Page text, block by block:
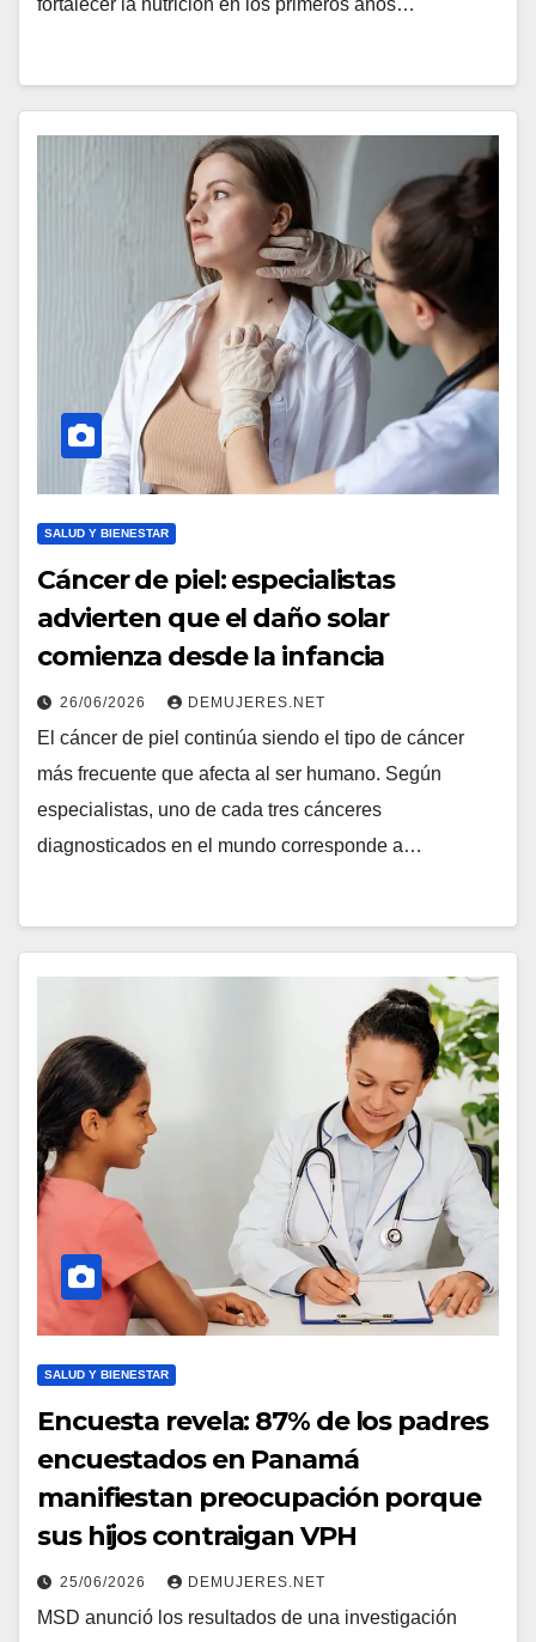
fortalecer la nutrición en los primeros años…
SALUD Y BIENESTAR
Cáncer de piel: especialistas
advierten que el daño solar
comienza desde la infancia
26/06/2026 DEMUJERES.NET
El cáncer de piel continúa siendo el tipo de cáncer
más frecuente que afecta al ser humano. Según
especialistas, uno de cada tres cánceres
diagnosticados en el mundo corresponde a…
SALUD Y BIENESTAR
Encuesta revela: 87% de los padres
encuestados en Panamá
manifiestan preocupación porque
sus hijos contraigan VPH
25/06/2026 DEMUJERES.NET
MSD anunció los resultados de una investigación